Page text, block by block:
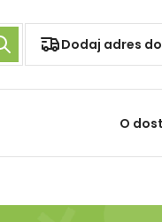
Dodaj adres
O